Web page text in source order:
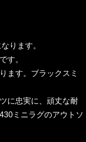
ります。
す。
ます。ブラックスミ
に忠実に、頑丈な耐
ミニラグのアウトソ